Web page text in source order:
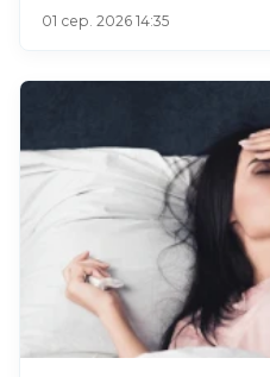
01 сер. 2026 14:35